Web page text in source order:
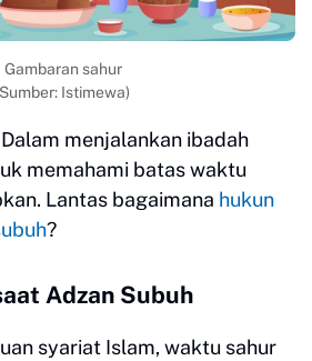
Gambaran sahur
Istimewa)
Dalam menjalankan ibadah
memahami batas waktu
Lantas bagaimana hukun
?
Adzan Subuh
syariat Islam, waktu sahur